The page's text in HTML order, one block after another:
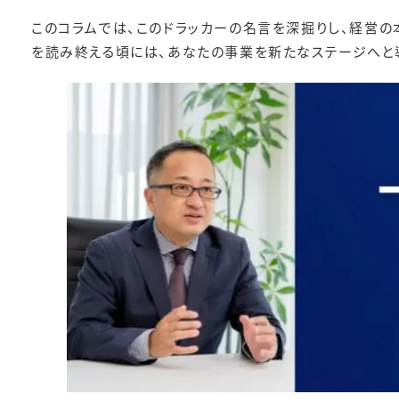
このコラムでは、このドラッカーの名言を深掘りし、経営
を読み終える頃には、あなたの事業を新たなステージへ